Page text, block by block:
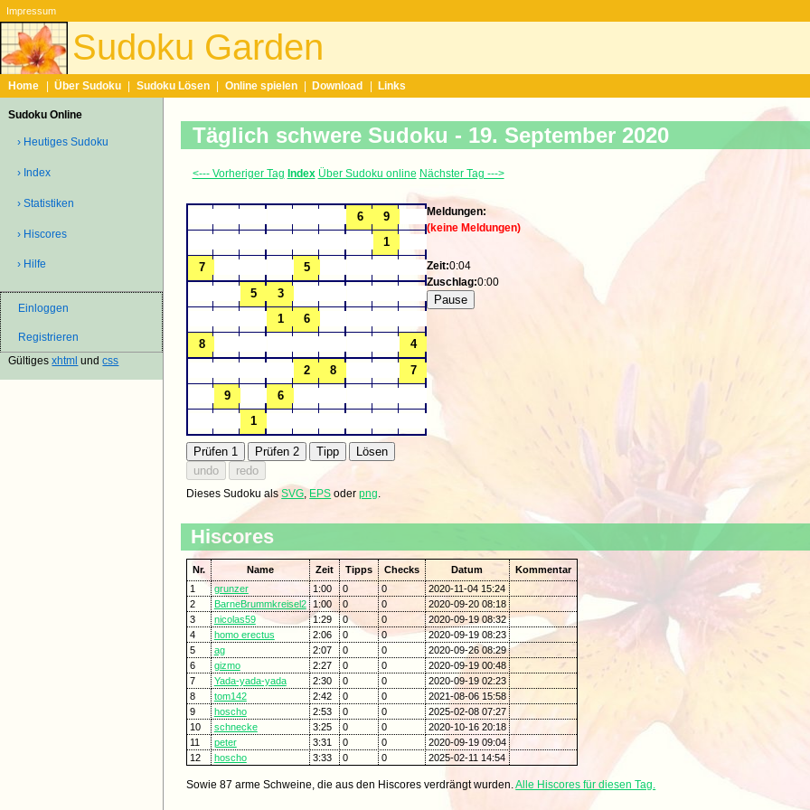
Impressum
Sudoku Garden
Home Über Sudoku Sudoku Lösen Online spielen Download Links
Sudoku Online
› Heutiges Sudoku
› Index
› Statistiken
› Hiscores
› Hilfe
Einloggen
Registrieren
Gültigesxhtml undcss
Täglich schwere Sudoku - 19. September 2020
<--- Vorheriger Tag Index Über Sudoku online Nächster Tag --->
Meldungen:
(keine Meldungen)
Zeit:0:04
Zuschlag:0:00
Dieses Sudoku alsSVG, EPS oderpng.
Hiscores
Nr. Name Zeit Tipps Checks Datum
Kommentar
1
grunzer 1:00 0 0
2020-11-04 15:24
2
BarneBrummkreisel2 1:00 0 0
2020-09-20 08:18
3
nicolas59 1:29 0 0
2020-09-19 08:32
4
homo erectus 2:06 0 0
2020-09-19 08:23
5
ag 2:07 0 0
2020-09-26 08:29
6
gizmo 2:27 0 0
2020-09-19 00:48
7
Yada-yada-yada 2:30 0 0
2020-09-19 02:23
8
tom142 2:42 0 0
2021-08-06 15:58
9
hoscho 2:53 0 0
2025-02-08 07:27
10
schnecke 3:25 0 0
2020-10-16 20:18
11
peter 3:31 0 0
2020-09-19 09:04
12
hoscho 3:33 0 0 2025-02-11 14:54
Sowie 87 arme Schweine, die aus den Hiscores verdrängt wurden.Alle Hiscores für diesen Tag.